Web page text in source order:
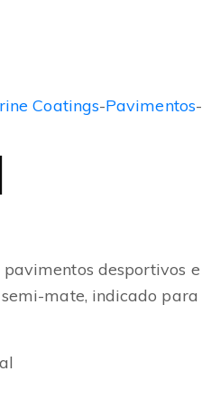
Coatings-Pavimentos-
desportivos e
mate, indicado para